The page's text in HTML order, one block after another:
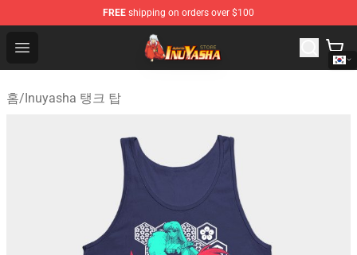
FREE shipping on orders over $100
Open menu
Inuyasha Store - Official Inuyasha Merchandise Shop
홈/Inuyasha 탱크 탑